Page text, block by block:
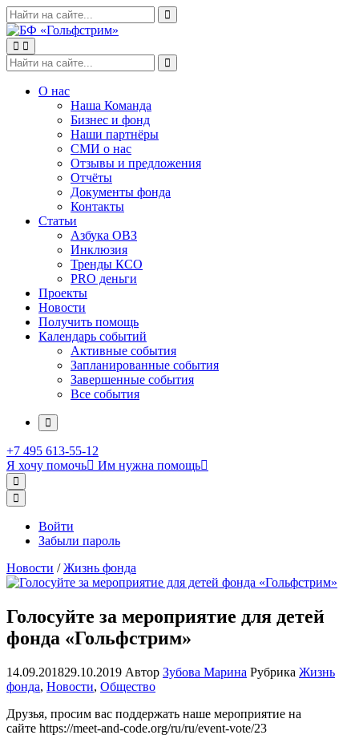
Skip
to
content
Поиск
по:
Menu
Поиск
по:
О нас
Наша Команда
Бизнес и фонд
Наши партнёры
СМИ о нас
Отзывы и предложения
Отчёты
Документы фонда
Контакты
Статьи
Азбука ОВЗ
Инклюзия
Тренды КСО
PRO деньги
Проекты
Новости
Получить помощь
Календарь событий
Активные события
Запланированные события
Завершенные события
Все события
More
+7 495 613-55-12
Я хочу помочь
Им нужна помощь
Открыть
поиск
Профиль
Войти
Забыли пароль
Новости /Жизнь фонда
Голосуйте за мероприятие для детей
фонда «Гольфстрим»
14.09.201829.10.2019 Автор Зубова Марина Рубрика Жизнь
фонда, Новости, Общество
Друзья, просим вас поддержать наше мероприятие на
сайте https://meet-and-code.org/ru/ru/event-vote/23